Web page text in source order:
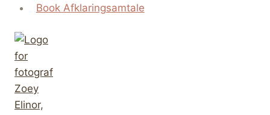
Book Afklaringsamtale